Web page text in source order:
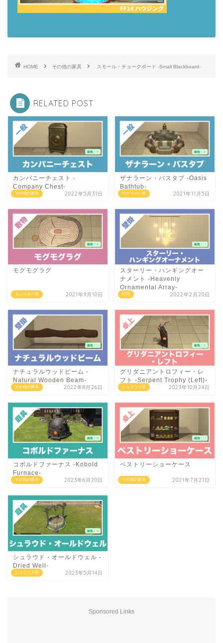
HOME その他の家具 スモール・チョークボード -Small Blackboard-
RELATED POST
その他の家具
カンパニーチェスト -
Company Chest-
2022年5月31日 ザナラーン系
ザナラーン・バスタブ -Oasis
Bathtub-
2021年11月5日
モンスター系
モグモグラグ
2021年9月10日 照明
スターリー・ハンギングオー
ナメント -Heavenly
Ornamental Array-
2022年2月20日
その他の家具
ナチュラルウッドビーム -
Natural Wooden Beam-
2022年8月26日 シュラウド系
グリダニアントロフィー・レ
フト -Serpent Trophy (Left)-
2023年10月24日
その他の家具
コボルドファーナス -Kobold
Furnace-
2023年6月20日 その他の家具
ペストリーショーケース
2021年7月21日
シュラウド系
シュラウド・オールドウェル -
Dried Well-
2023年5月14日
Sponsored Links